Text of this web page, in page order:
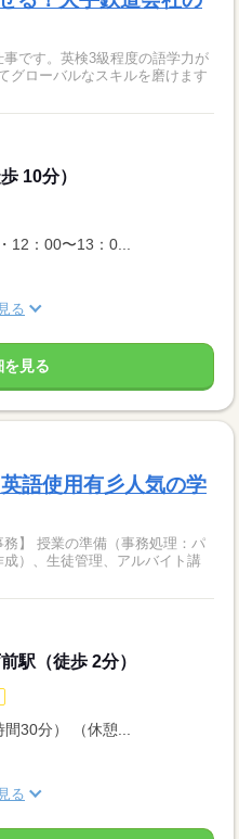
です。英検3級程度の語学力が
グローバルなスキルを磨けます
10分）
12：00〜13：0...
る
を見る
語使用有彡人気の学
務】 授業の準備（事務処理：パ
）、生徒管理、アルバイト講
駅（徒歩 2分）
30分） （休憩...
る